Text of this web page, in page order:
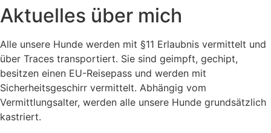
Aktuelles über mich
Alle unsere Hunde werden mit §11 Erlaubnis vermittelt und
über Traces transportiert. Sie sind geimpft, gechipt,
besitzen einen EU-Reisepass und werden mit
Sicherheitsgeschirr vermittelt. Abhängig vom
Vermittlungsalter, werden alle unsere Hunde grundsätzlich
kastriert.